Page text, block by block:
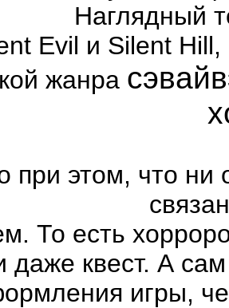
Наглядный
Evil и Silent
жанра
при этом, что ни
То есть
даже квест. А
игры,